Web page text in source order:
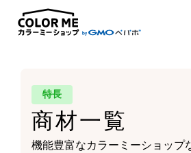
特長
商材一覧
機能豊富なカラーミーショップ